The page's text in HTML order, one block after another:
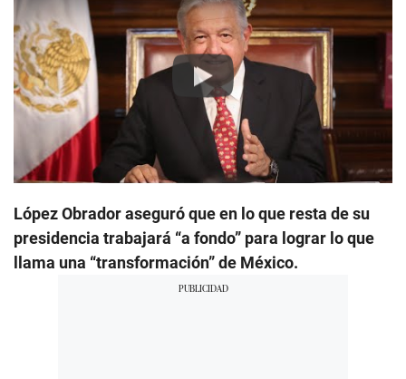
Play
López Obrador aseguró que en lo que resta de su
presidencia trabajará “a fondo” para lograr lo que
llama una “transformación” de México.